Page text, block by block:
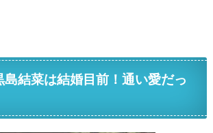
島結菜は結婚目前！通い愛だっ